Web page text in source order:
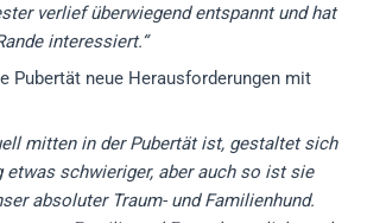
verlief überwiegend entspannt und hat
interessiert.“
Pubertät neue Herausforderungen mit
mitten in der Pubertät ist, gestaltet sich
etwas schwieriger, aber auch so ist sie
absoluter Traum- und Familienhund.